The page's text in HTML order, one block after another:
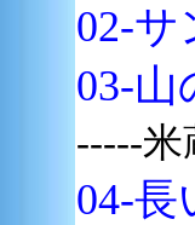
02-サ
03-山
-----米
04-長